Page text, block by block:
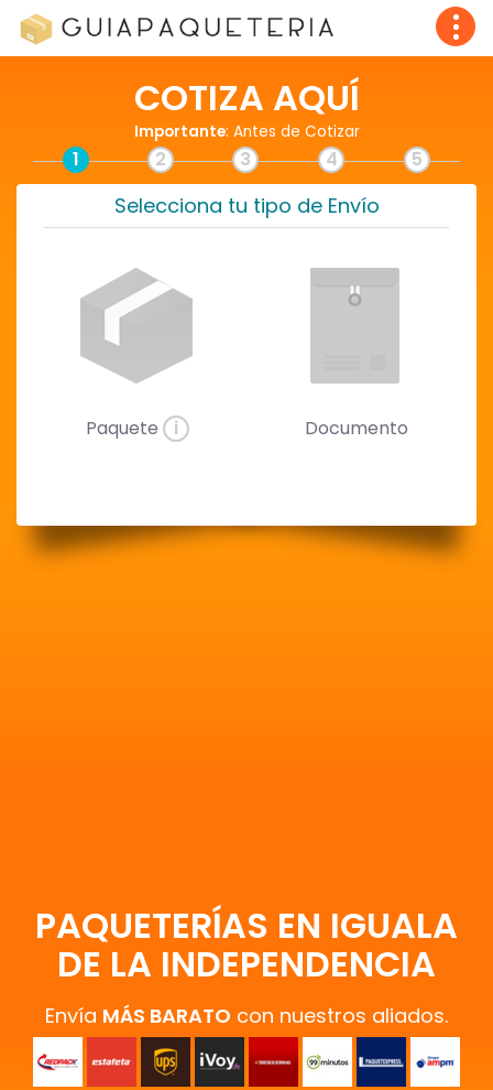
COTIZA AQUÍ
Importante: Antes de Cotizar
1 2 3 4 5
Selecciona tu tipo de Envío
Paquete i Documento
PAQUETERÍAS EN IGUALA
DE LA INDEPENDENCIA
Envía MÁS BARATO con nuestros aliados.